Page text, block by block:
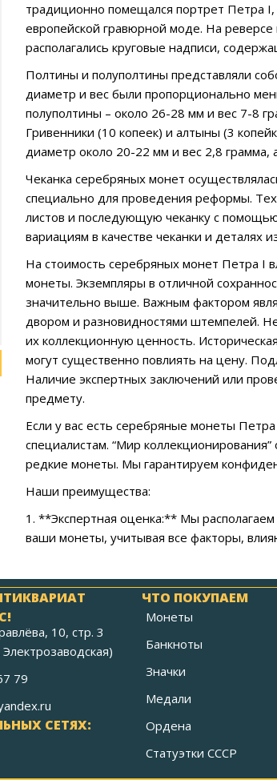
традиционно помещался портрет Петра
европейской гравюрной моде. На
располагались круговые надписи,
Полтины и полуполтины представляли
диаметр и вес были пропорционально
полуполтины – около 26-28 мм и вес 7-8
Гривенники (10 копеек) и алтыны (3
диаметр около 20-22 мм и вес 2,8
Чеканка серебряных монет
специально для проведения реформы.
листов и последующую чеканку с
вариациям в качестве чеканки и деталях
На стоимость серебряных монет Петра I
монеты. Экземпляры в отличной
значительно выше. Важным фактором
двором и разновидностями штемпелей.
их коллекционную ценность.
могут существенно повлиять на цену.
Наличие экспертных заключений или
предмету.
Если у вас есть серебряные монеты
специалистам. “Мир
редкие монеты. Мы гарантируем
Наши преимущества:
1. **Экспертная оценка:** Мы
ваши монеты, учитывая все факторы,
10, стр. 3
79
СЕТЯХ:
ЧТО ПОКУПАЕМ
Монеты
Банкноты
Значки
Медали
Ордена
Статуэтки СССР